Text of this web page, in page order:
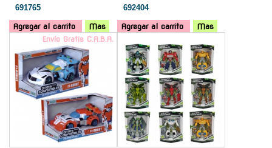
691765
Agregar al carrito Mas
692404
Agregar al carrito
Mas
Envío Gratis C.A.B.A.